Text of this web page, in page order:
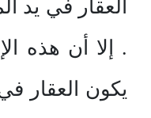
العقار في يد
. إلا أن هذه
يكون العقار